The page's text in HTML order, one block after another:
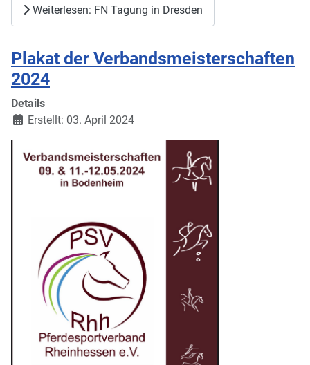
Weiterlesen: FN Tagung in Dresden
Plakat der Verbandsmeisterschaften
2024
Details
Erstellt: 03. April 2024